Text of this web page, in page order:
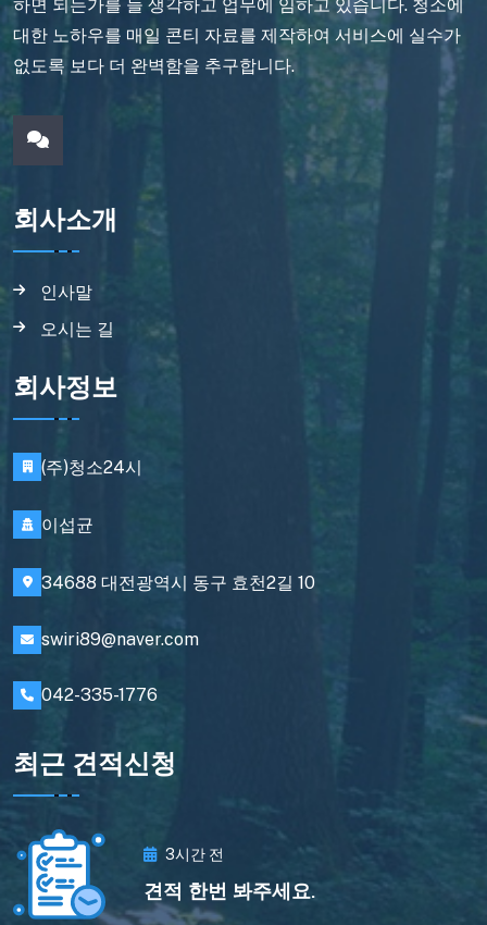
하면 되는가를 늘 생각하고 업무에 임하고 있습니다. 청소에
대한 노하우를 매일 콘티 자료를 제작하여 서비스에 실수가
없도록 보다 더 완벽함을 추구합니다.
회사소개
인사말
오시는 길
회사정보
(주)청소24시
이섭균
34688 대전광역시 동구 효천2길 10
swiri89@naver.com
042-335-1776
최근 견적신청
3시간 전
견적 한번 봐주세요.